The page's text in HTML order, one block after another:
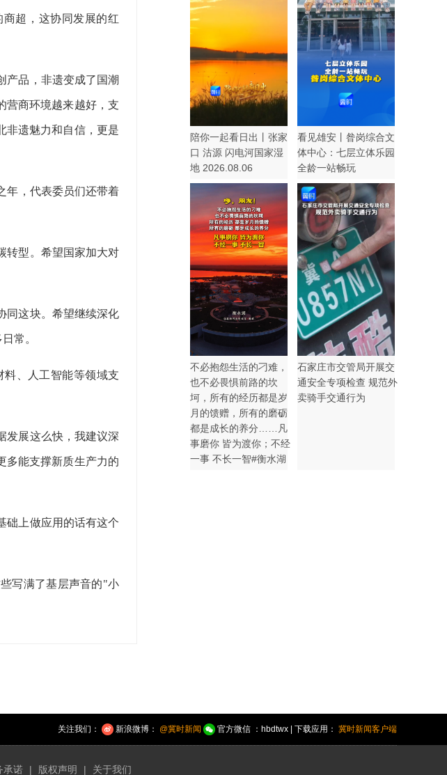
超，这协同发展的红
产品，非遗变成了国潮
营商环境越来越好，支
非遗魅力和自信，更是
年，代表委员们还带着
转型。希望国家加大对
同这块。希望继续深化
常。
、人工智能等领域支
发展这么快，我建议深
多能支撑新质生产力的
础上做应用的话有这个
写满了基层声音的"小
陪你一起看日出丨张家
口 沽源 闪电河国家湿
地 2026.08.06
看见雄安丨昝岗综合文
体中心：七层立体乐园
全龄一站畅玩
不必抱怨生活的刁难，
也不必畏惧前路的坎
坷，所有的经历都是岁
月的馈赠，所有的磨砺
都是成长的养分……凡
事磨你 皆为渡你；不经
一事 不长一智#衡水湖
石家庄市交管局开展交
通安全专项检查 规范外
卖骑手交通行为
关注我们： 新浪微博： @冀时新闻 官方微信 ：hbdtwx | 下载应用： 冀时新闻客户端
承诺 | 版权声明 | 关于我们